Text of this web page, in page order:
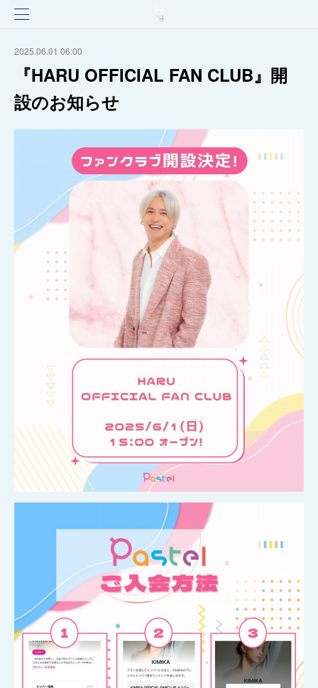
2025.06.01 06:00
『HARU OFFICIAL FAN CLUB』開
設のお知らせ